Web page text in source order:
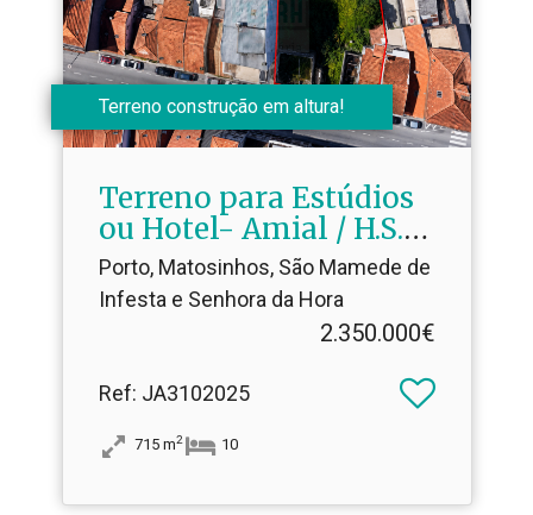
Terreno construção em altura!
Terreno para Estúdios
ou Hotel- Amial / H.​S.
João
Porto, Matosinhos, São Mamede de
Infesta e Senhora da Hora
2.350.000€
Ref: JA3102025
715 m2 10